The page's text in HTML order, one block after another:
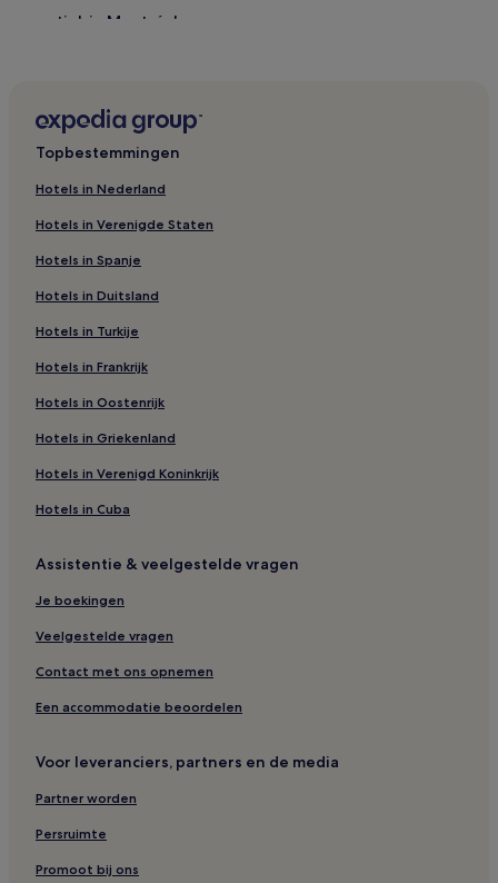
Boetiek in Montréal
Hotels in Sainte-Beatrix
Hotels in Repentigny
Hostels in Montréal
Motels in Montréal
Hotels met gratis ontbijt in Montréal
Hotels in de buurt van Kathedraal Saint-Charles-
Borromée
Hotels in Regionale Districtsgemeente Matawinie
Hotels in Mascouche
Blokhutten in Sainte-Emelie-de-L'Energie
B&B in Montréal
B&B in Mont-Tremblant
Hotels in Sainte-Lucie-des-Laurentides
Hotels met zwembad in Montréal
Hotels in de buurt van Esterel Golf Club
Hotels in Sainte-Adèle
Hotels met een keuken in Montréal
Hotels in de buurt van Glissades des Pays d'en Haut-
Hotels in St. Jerome
Budget in Ville-Marie
Hotels in Saint-Cléophas-de-Brandon
Hotels in de buurt van Club de Golf St-Jean-de-Martha
Topbestemmingen
Hotels in Nederland
Hotels in Verenigde Staten
Hotels in Spanje
Hotels in Duitsland
Hotels in Turkije
Hotels in Frankrijk
Hotels in Oostenrijk
Hotels in Griekenland
Hotels in Verenigd Koninkrijk
Hotels in Cuba
Assistentie & veelgestelde vragen
Je boekingen
Veelgestelde vragen
Contact met ons opnemen
Een accommodatie beoordelen
Voor leveranciers, partners en de media
Partner worden
Persruimte
Promoot bij ons